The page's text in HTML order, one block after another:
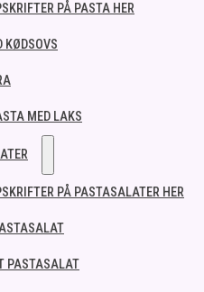
PÅ PASTA HER
KØDSOVS
MED LAKS
PÅ PASTASALATER HER
PASTASALAT